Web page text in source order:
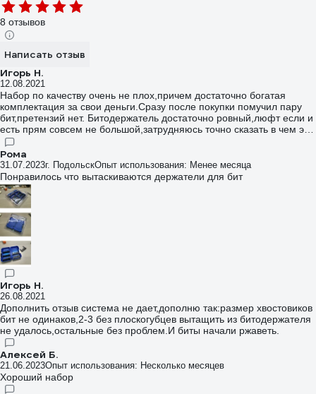
8 отзывов
Написать отзыв
Игорь Н.
12.08.2021
Набор по качеству очень не плох,причем достаточно богатая
комплектация за свои деньги.Сразу после покупки помучил пару
бит,претензий нет. Битодержатель достаточно ровный,люфт если и
есть прям совсем не большой,затрудняюсь точно сказать в чем это
выражается:осевое отклонение визуально как-бы есть
небольшое,но на работе это никак не сказывается. Есть два
переходника: на 1/4 с шариком и наоборот на биты,достаточно
удобно,если есть набор другого инструмента.Теперь по кейсу и
ложементам: кейс сделан из плотного пластика,защелка
прорезинена,воспользоватся удобноно,но губки кейса не заходят в
четверти крышки,а только встык,ни на что не влияет,просто ожидал
более точной подгонки,видимо литье пластика гуляет.Кейс
достаточно большой,в кейс от деволт 791 комфортно не
поместился.Ложементы сидят в кейсе плотно,сами изготовлены из
пластика,не прорезинены,как писали ниже(по крайней мере у
меня),поворотные извлекаются с усилием.Ложементы можно
переставить местами, место позволяет добавить еще,но взять их
негде.В целом набор оставляет приятное впечатление,твердую
четверку точно заслуживает.
Рома
31.07.2023г. ПодольскОпыт использования: Менее месяца
Понравилось что вытаскиваются держатели для бит
Игорь Н.
26.08.2021
Дополнить отзыв система не дает,дополню так:размер хвостовиков
бит не одинаков,2-3 без плоскогубцев вытащить из битодержателя
не удалось,остальные без проблем.И биты начали ржаветь.
Алексей Б.
21.06.2023Опыт использования: Несколько месяцев
Хороший набор